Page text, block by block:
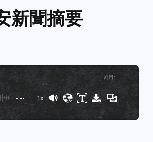
新聞摘要
剧目 :-
-:-- 1x
Powered By